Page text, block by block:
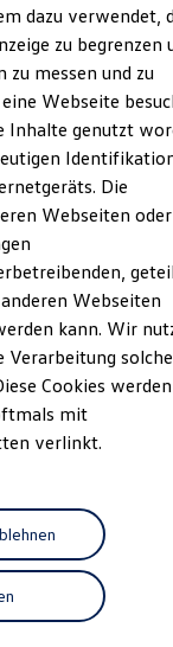
Caravelle
dazu verwendet,
zu begrenzen
messen und zu
Webseite
Inhalte genutzt
Die
Webseiten oder
Webseiten
kann. Wir
Verarbeitung
Cookies
mit
verlinkt.